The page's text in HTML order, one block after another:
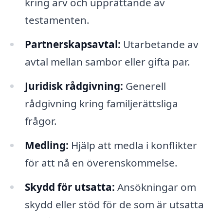
testamenten.
Partnerskapsavtal: Utarbetande av
avtal mellan sambor eller gifta par.
Juridisk rådgivning: Generell
rådgivning kring familjerättsliga
frågor.
Medling: Hjälp att medla i konflikter
för att nå en överenskommelse.
Skydd för utsatta: Ansökningar om
skydd eller stöd för de som är utsatta